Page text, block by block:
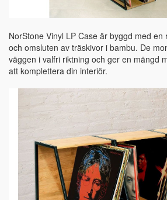
NorStone Vinyl LP Case är byggd med
och omsluten av träskivor i bambu. De
väggen i valfri riktning och ger en mängd
att komplettera din interiör.